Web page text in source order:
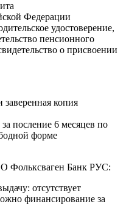
Федерации
удостоверение,
пенсионного
о присвоении
копия
посление 6 месяцев по
форме
Фольксваген Банк РУС:
отсутствует
финансирование за